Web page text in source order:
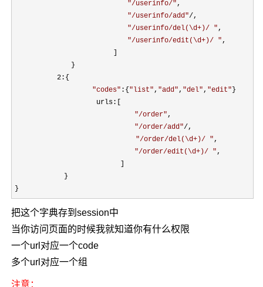
"/userinfo/" ,
"/userinfo/add"/,
"/userinfo/del(\d+)/ " ,
"/userinfo/edit(\d+)/ " ,
]
}
2 :{
"codes" :{"list" , "add" , "del" , "edit"}
urls:[
"/order" ,
"/order/add"/,
"/order/del(\d+)/ " ,
"/order/edit(\d+)/ " ,
]
}
}
把这个字典存到session中
当你访问页面的时候我就知道你有什么权限
一个url对应一个code
多个url对应一个组
注意：